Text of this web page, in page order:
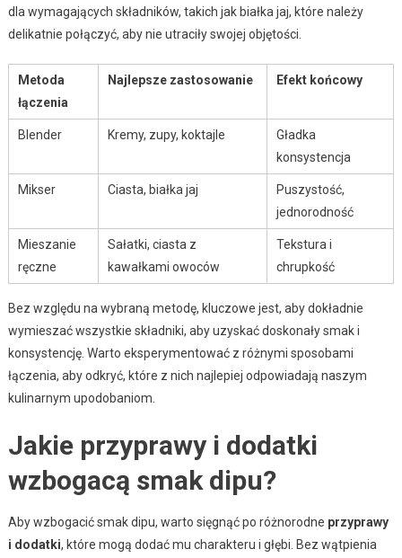
dla wymagających składników, takich jak białka jaj, które należy
delikatnie połączyć, aby nie utraciły swojej objętości.
Metoda
łączenia
Najlepsze zastosowanie Efekt końcowy
Blender Kremy, zupy, koktajle
Gładka
konsystencja
Mikser Ciasta, białka jaj
Puszystość,
jednorodność
Mieszanie
ręczne
Sałatki, ciasta z
kawałkami owoców
Tekstura i
chrupkość
Bez względu na wybraną metodę, kluczowe jest, aby dokładnie
wymieszać wszystkie składniki, aby uzyskać doskonały smak i
konsystencję. Warto eksperymentować z różnymi sposobami
łączenia, aby odkryć, które z nich najlepiej odpowiadają naszym
kulinarnym upodobaniom.
Jakie przyprawy i dodatki
wzbogacą smak dipu?
Aby wzbogacić smak dipu, warto sięgnąć po różnorodne przyprawy
i dodatki, które mogą dodać mu charakteru i głębi. Bez wątpienia